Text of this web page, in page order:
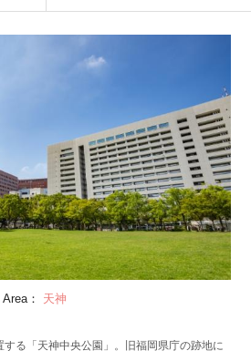
Area： 天神
る「天神中央公園」。旧福岡県庁の跡地に